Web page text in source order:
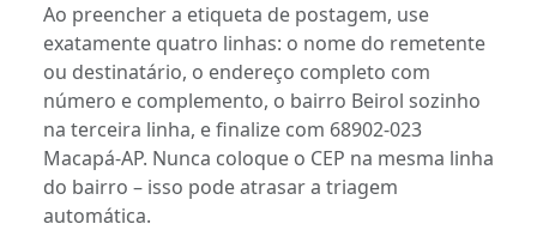
Ao preencher a etiqueta de postagem, use
exatamente quatro linhas: o nome do remetente
ou destinatário, o endereço completo com
número e complemento, o bairro Beirol sozinho
na terceira linha, e finalize com 68902-023
Macapá-AP. Nunca coloque o CEP na mesma linha
do bairro – isso pode atrasar a triagem
automática.